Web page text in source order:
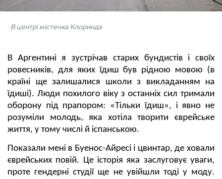
В центрі містечка Клоринда
В Аргентині я зустрічав старих бундистів і своїх
ровесників, для яких їдиш був рідною мовою (в
країні ще залишалися школи з викладанням на
їдиші). Люди похилого віку з останніх сил тримали
оборону під прапором: «Тільки їдиш», і явно не
розуміли молодь, яка хотіла творити єврейське
життя, у тому числі й іспанською.
Показали мені в Буенос-Айресі і цвинтар, де ховали
єврейських повій. Це історія яка заслуговує уваги,
проте гендерні студії ще не увійшли тоді у моду.